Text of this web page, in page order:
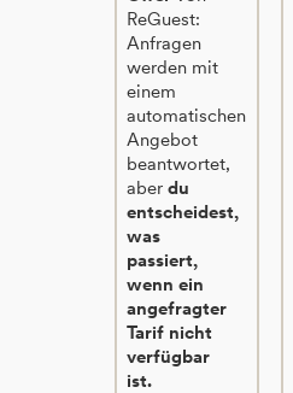
ReGuest:
Anfragen
werden mit
einem
automatischen
Angebot
beantwortet,
aberdu
entscheidest,
was
passiert,
wenn ein
angefragter
Tarif nicht
verfügbar
ist.